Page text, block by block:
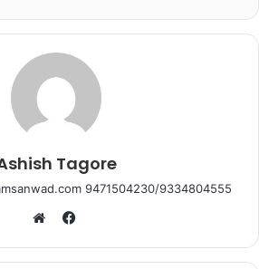
Tagore
9471504230/9334804555
Facebook